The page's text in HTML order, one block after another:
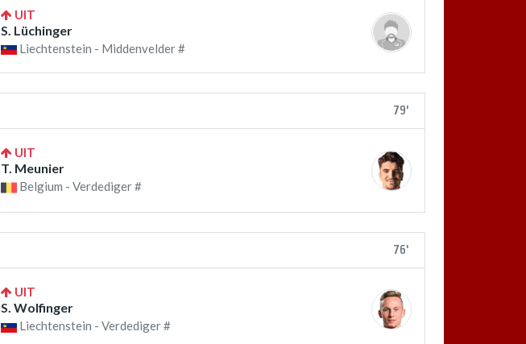
UIT
S. Lüchinger
Liechtenstein - Middenvelder #
79'
UIT
T. Meunier
Belgium - Verdediger #
76'
UIT
S. Wolfinger
Liechtenstein - Verdediger #